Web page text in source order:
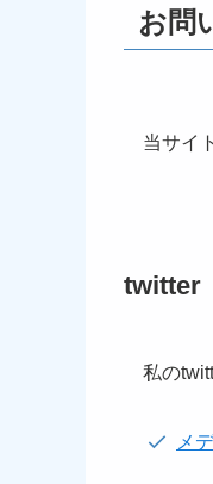
お問
当サイ
twitter
私の
メ